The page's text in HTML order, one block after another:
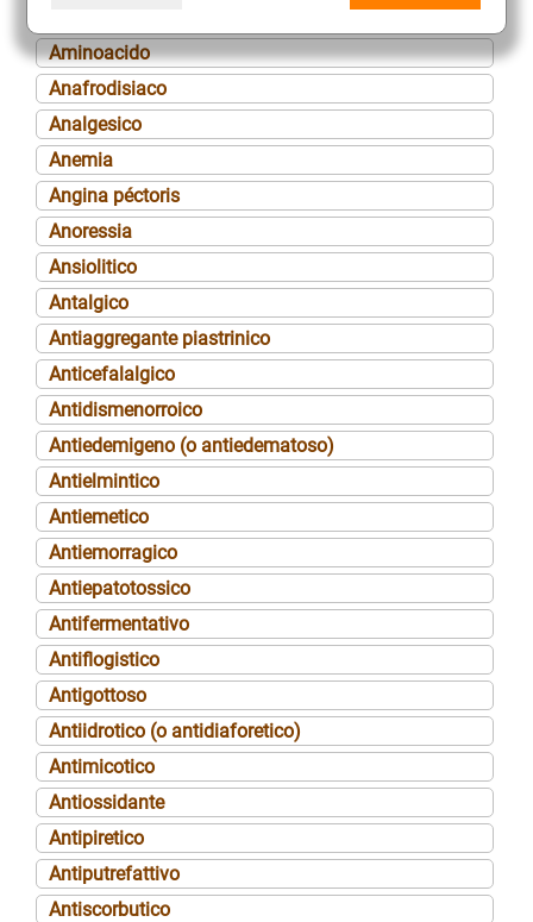
Aminoacido
Anafrodisiaco
Analgesico
Anemia
Angina péctoris
Anoressia
Ansiolitico
Antalgico
Antiaggregante piastrinico
Anticefalalgico
Antidismenorroico
Antiedemigeno (o antiedematoso)
Antielmintico
Antiemetico
Antiemorragico
Antiepatotossico
Antifermentativo
Antiflogistico
Antigottoso
Antiidrotico (o antidiaforetico)
Antimicotico
Antiossidante
Antipiretico
Antiputrefattivo
Antiscorbutico